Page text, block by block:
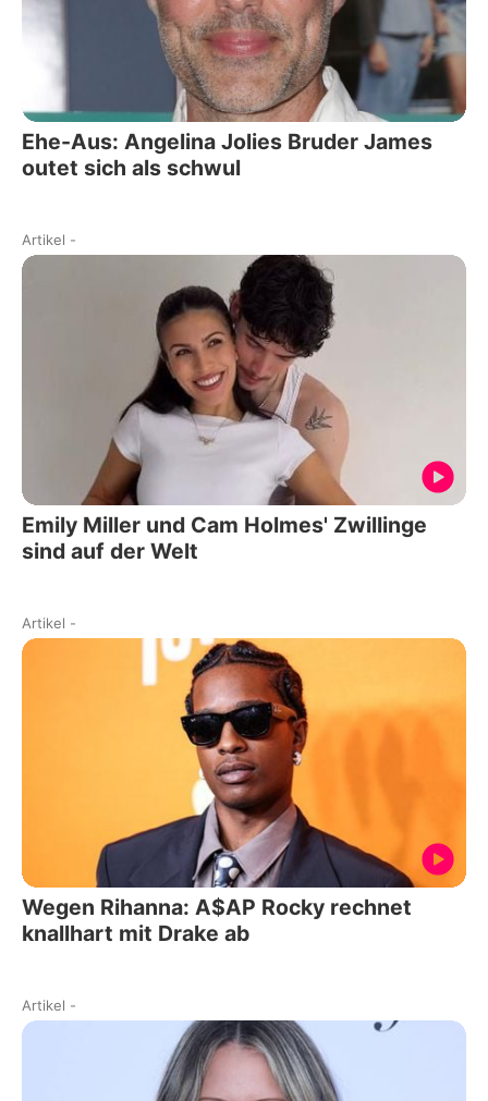
Ehe-Aus: Angelina Jolies Bruder James
outet sich als schwul
Artikel -
Emily Miller und Cam Holmes' Zwillinge
sind auf der Welt
Artikel -
Wegen Rihanna: A$AP Rocky rechnet
knallhart mit Drake ab
Artikel -